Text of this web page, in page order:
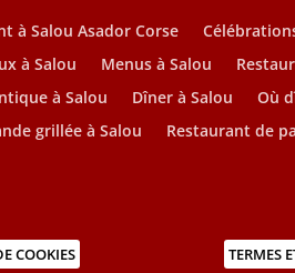
à Salou Asador Corse
à Salou Menus à Salou
à Salou Dîner à Salou Où
grillée à Salou Restaurant de
COOKIES TERMES